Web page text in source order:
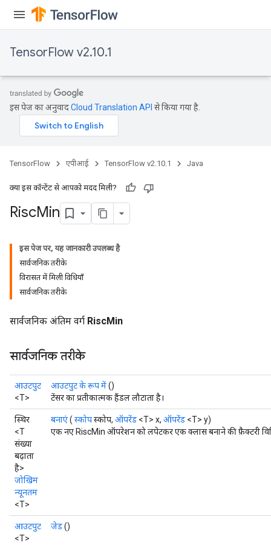
TensorFlow v2.10.1
इस पेज का अनुवादCloud Translation API से किया गया है.
TensorFlow एपीआई TensorFlow v2.10.1 Java
क्या इस कॉन्टेंट से आपको मदद मिली?
RiscMin
इस पेज पर, यह जानकारी उपलब्ध है
सार्वजनिक तरीके
विरासत में मिली विधियाँ
सार्वजनिक तरीके
सार्वजनिक अंतिम वर्ग RiscMin
सार्वजनिक तरीके
आउटपुट
<T>
आउटपुट के रूप में()
टेंसर का प्रतीकात्मक हैंडल लौटाता है।
स्थिर
<T
संख्या
बढ़ाता
है>
जोखिम
न्यूनतम
<T>
बनाएं( स्कोपस्कोप, ऑपरेंड <T> x, ऑपरेंड <T> y)
एक नए RiscMin ऑपरेशन को लपेटकर एक क्लास बनाने की फ़ैक्टरी
आउटपुट
<T>
जेड()